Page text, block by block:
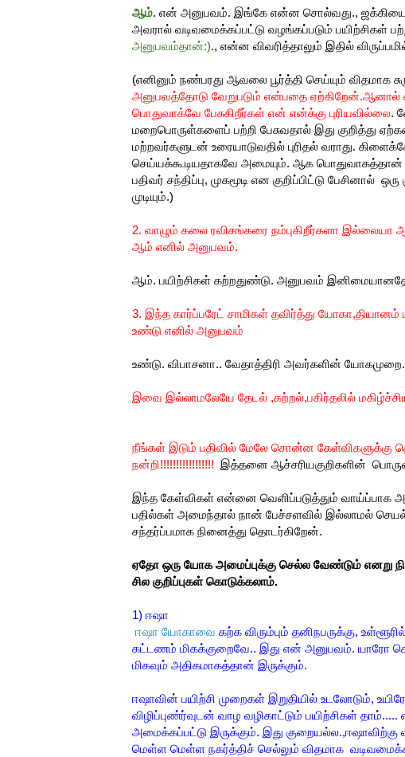
ஆம். என் அனுபவம். இங்கே என்ன சொல்வது., ஜக்கியைப்
அவரால் வடிவமைக்கப்பட்டு வழங்கப்படும் பயிற்சிகள்
அனுபவம்தான்:)., என்ன விவரித்தாலும் இதில்
(எனினும் நண்பரது ஆவலை பூர்த்தி செய்யும் விதமாக
அனுபவத்தோடு வேறுபடும் என்பதை
பொதுவாக்வே பேசுகிறீர்கள் என் என்க்கு புரியவில்லை.
மறைபொருள்களைப் பற்றி பேசுவதால் இது குறித்து
மற்றவர்களுடன் உரையாடுவதில் புரிதல் வராது.
செய்யக்கூடியதாகவே அமையும். ஆக பொதுவாகத்தான்
பதிவர் சந்திப்பு, முகமூடி என குறிப்பிட்டு பேசினால்
முடியும்.)
2. வாழும் கலை ரவிசங்கரை நம்புகிறீர்களா
ஆம் எனில் அனுபவம்.
ஆம். பயிற்சிகள் கற்றதுண்டு. அனுபவம்
3. இந்த கார்ப்பரேட் சாமிகள் தவிர்த்து
உண்டு எனில் அனுபவம்
உண்டு. விபாசனா.. வேதாத்திரி அவர்களின்
இவை இல்லாமலேயே தேடல் ,கற்றல்,பகிர்தலில்
நீங்கள் இடும் பதிவில் மேலே சொன்ன கேள்விகளுக்கு
நன்றி!!!!!!!!!!!!!!!!! இத்தனை ஆச்சரியகுறிகளின்
இந்த கேள்விகள் என்னை வெளிப்படுத்தும் வாய்ப்பாக
பதில்கள் அமைந்தால் நான் பேச்சளவில் இல்லாமல்
சந்தர்ப்பமாக நினைத்து தொடர்கிறேன்.
ஏதோ ஒரு யோக அமைப்புக்கு செல்ல வேண்டும் எனறு
சில குறிப்புகள் கொடுக்கலாம்.
1) ஈஷா
ஈஷா யோகாவை கற்க விரும்பும் தனிநபருக்கு,
கட்டணம் மிகக்குறைவே.. இது என் அனுபவம். யாரோ
மிகவும் அதிகமாகத்தான் இருக்கும்.
ஈஷாவின் பயிற்சி முறைகள் இறுதியில் உடலோடும்,
விழிப்புண்ர்வுடன் வாழ வழிகாட்டும் பயிற்சிகள்
அமைக்கப்பட்டு இருக்கும். இது
மெள்ள மெள்ள நகர்த்திச் செல்லும் விதமாக